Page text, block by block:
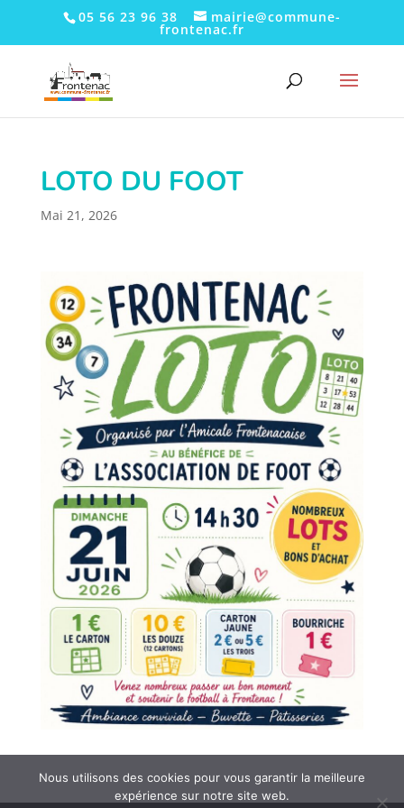
05 56 23 96 38 mairie@commune-
frontenac.fr
LOTO DU FOOT
Mai 21, 2026
Nous utilisons des cookies pour vous garantir la meilleure
expérience sur notre site web.